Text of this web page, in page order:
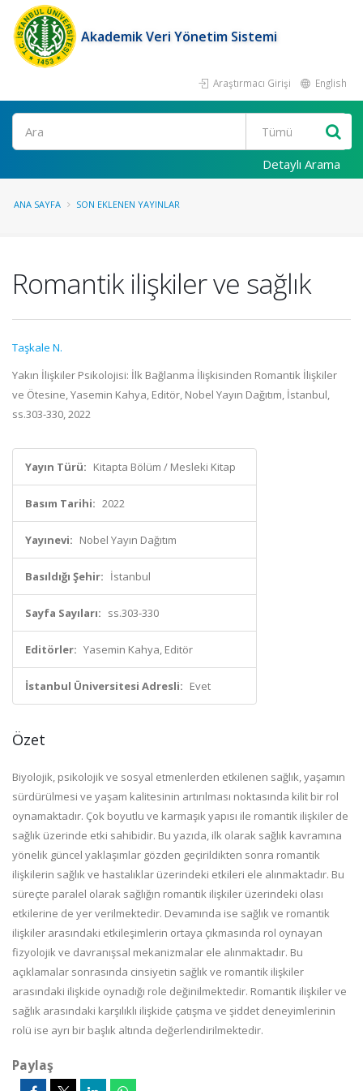
Akademik Veri Yönetim Sistemi
Araştırmacı Girişi English
Ara
Detaylı Arama
ANA SAYFA SON EKLENEN YAYINLAR
Romantik ilişkiler ve sağlık
Taşkale N.
Yakın İlişkiler Psikolojisi: İlk Bağlanma İlişkisinden Romantik İlişkiler
ve Ötesine, Yasemin Kahya, Editör, Nobel Yayın Dağıtım, İstanbul,
ss.303-330, 2022
Yayın Türü: Kitapta Bölüm / Mesleki Kitap
Basım Tarihi: 2022
Yayınevi: Nobel Yayın Dağıtım
Basıldığı Şehir: İstanbul
Sayfa Sayıları: ss.303-330
Editörler: Yasemin Kahya, Editör
İstanbul Üniversitesi Adresli: Evet
Özet
Biyolojik, psikolojik ve sosyal etmenlerden etkilenen sağlık, yaşamın
sürdürülmesi ve yaşam kalitesinin artırılması noktasında kilit bir rol
oynamaktadır. Çok boyutlu ve karmaşık yapısı ile romantik ilişkiler de
sağlık üzerinde etki sahibidir. Bu yazıda, ilk olarak sağlık kavramına
yönelik güncel yaklaşımlar gözden geçirildikten sonra romantik
ilişkilerin sağlık ve hastalıklar üzerindeki etkileri ele alınmaktadır. Bu
süreçte paralel olarak sağlığın romantik ilişkiler üzerindeki olası
etkilerine de yer verilmektedir. Devamında ise sağlık ve romantik
ilişkiler arasındaki etkileşimlerin ortaya çıkmasında rol oynayan
fizyolojik ve davranışsal mekanizmalar ele alınmaktadır. Bu
açıklamalar sonrasında cinsiyetin sağlık ve romantik ilişkiler
arasındaki ilişkide oynadığı role değinilmektedir. Romantik ilişkiler ve
sağlık arasındaki karşılıklı ilişkide çatışma ve şiddet deneyimlerinin
rolü ise ayrı bir başlık altında değerlendirilmektedir.
Paylaş